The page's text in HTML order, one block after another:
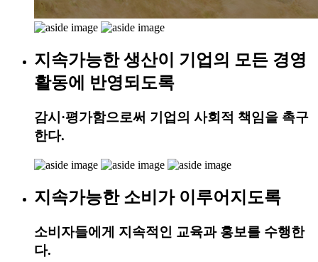
지속가능한 생산이 기업의 모든 경영
활동에 반영되도록
감시·평가함으로써 기업의 사회적 책임을 촉구
한다.
지속가능한 소비가 이루어지도록
소비자들에게 지속적인 교육과 홍보를 수행한
다.